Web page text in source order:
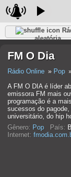
aleatória
FM O Dia
Rádio Online Pop
A FM O DIA é líder
emissora FM mais
programação é a
sucessos do
universitário, do hip
Gênero: Pop País:
Internet: